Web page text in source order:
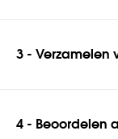
3 - Verzamelen
4 - Beoordelen